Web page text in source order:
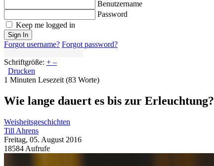
Benutzername
Password
Keep me logged in
Sign In
Forgot username? Forgot password?
Schriftgröße: + –
Drucken
1 Minuten Lesezeit (83 Worte)
Wie lange dauert es bis zur Erleuchtung?
Weisheitsgeschichten
Till Ahrens
Freitag, 05. August 2016
18584 Aufrufe